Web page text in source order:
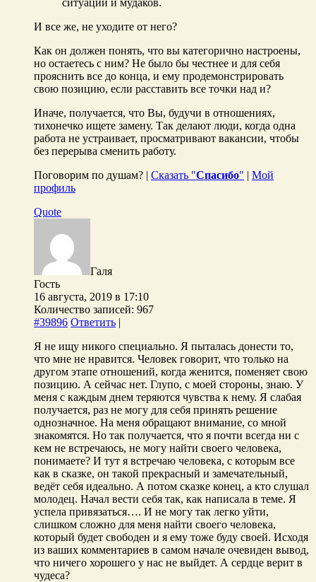
И все же, не уходите от него?
Как он должен понять, что вы категорично настроены,
но остаетесь с ним? Не было бы честнее и для себя
прояснить все до конца, и ему продемонстрировать
свою позицию, если расставить все точки над и?
Иначе, получается, что Вы, будучи в отношениях,
тихонечко ищете замену. Так делают люди, когда одна
работа не устраивает, просматривают вакансии, чтобы
без перерыва сменить работу.
Поговорим по душам? | Сказать "Спасибо" | Мой
профиль
Quote
Галя
Гость
16 августа, 2019 в 17:10
Количество записей: 967
#39896 Ответить |
Я не ищу никого специально. Я пыталась донести то,
что мне не нравится. Человек говорит, что только на
другом этапе отношений, когда женится, поменяет свою
позицию. А сейчас нет. Глупо, с моей стороны, знаю. У
меня с каждым днем теряются чувства к нему. Я слабая
получается, раз не могу для себя принять решение
однозначное. На меня обращают внимание, со мной
знакомятся. Но так получается, что я почти всегда ни с
кем не встречаюсь, не могу найти своего человека,
понимаете? И тут я встречаю человека, с которым все
как в сказке, он такой прекрасный и замечательный,
ведёт себя идеально. А потом сказке конец, а кто слушал
молодец. Начал вести себя так, как написала в теме. Я
успела привязаться…. И не могу так легко уйти,
слишком сложно для меня найти своего человека,
который будет свободен и я ему тоже буду своей. Исходя
из ваших комментариев в самом начале очевиден вывод,
что ничего хорошего у нас не выйдет. А сердце верит в
чудеса?